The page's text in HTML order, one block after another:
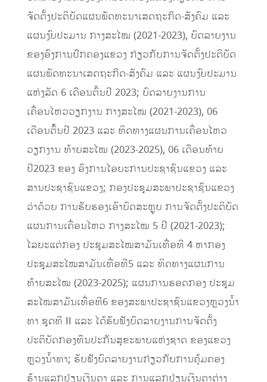
ຈັດຕັ້ງປະຕິບັດແຜນພັດທະນາເສດຖະກິດ-ສັງຄົມ ແລະ
ແຜນງົບປະມານ ກາງສະໄໝ (2021-2023), ບົດລາຍງານ
ຂອງອົງການປົກຄອງແຂວງ ກ່ຽວກັບການຈັດຕັ້ງປະຕິບັດ
ແຜນພັດທະນາເສດຖະກິດ-ສັງຄົມ ແລະ ແຜນງົບປະມານ
ແຫ່ງລັດ 6 ເດືອນຕົ້ນປີ 2023; ບົດລາຍງານການ
ເຄື່ອນໄຫວວຽກງານ ກາງສະໄໝ (2021-2023), 06
ເດືອນຕົໍ້ນປີ 2023 ແລະ ທິດທາງແຜນການເຄື່ອນໄຫວ
ວຽກງານ ທ້າຍສະໄໝ (2023-2025), 06 ເດືອນທ້າຍ
ປີ2023 ຂອງ ອົງການໄອຍະການປະຊາຊົນແຂວງ ແລະ
ສານປະຊາຊົນແຂວງ; ກອງປະຊຸມສະພາປະຊາຊົນແຂວງ
ວ່າດ້ວຍ ການຮັບຮອງເອົາບົດສະຫຼຸບ ການຈັດຕັ້ງປະຕິບັດ
ແຜນການເຄື່ອນໄຫວ ກາງສະໄໝ 5 ປີ (2021-2023);
ໄລຍະແຕ່ກອງ ປະຊຸມສະໄໝສາມັນເທື່ອທີ 4 ຫາກອງ
ປະຊຸມສະໄໝສາມັນເທື່ອທີ5 ແລະ ທິດທາງແຜນການ
ທ້າຍສະໄໝ (2023-2025); ແຜນການຮອດກອງ ປະຊຸມ
ສະໄໝສາມັນເທື່ອທີ6 ຂອງສະພາປະຊາຊົນແຂວງຫຼວງນ້ຳ
ທາ ຊຸດທີ II ແລະ ໄດ້ຮັບຟັງບົດລາຍງານການຈັດຕັ້ງ
ປະຕິບັດກອງທຶນປະກັນສຸຂະພາບແຫ່ງຊາດ ຂອງແຂວງ
ຫຼວງນໍ້າທາ; ຮັບຟັງບົດລາຍງານກ່ຽວກັບການຄຸ້ມຄອງ
ຮ້ານແລກປ່ຽນເງິນຕາ ແລະ ການແລກປ່ຽນເງິນຕາຕ່າງ